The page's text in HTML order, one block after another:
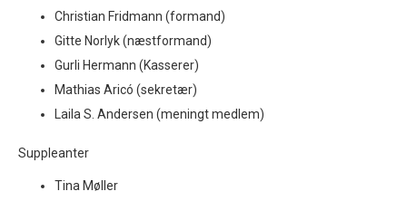
Christian Fridmann (formand)
Gitte Norlyk (næstformand)
Gurli Hermann (Kasserer)
Mathias Aricó (sekretær)
Laila S. Andersen (meningt medlem)
Suppleanter
Tina Møller